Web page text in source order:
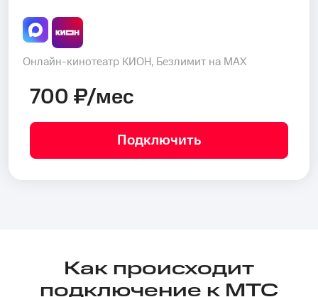
Онлайн-кинотеатр КИОН, Безлимит на MAX
700 ₽/мес
Подключить
Как происходит
подключение к МТС